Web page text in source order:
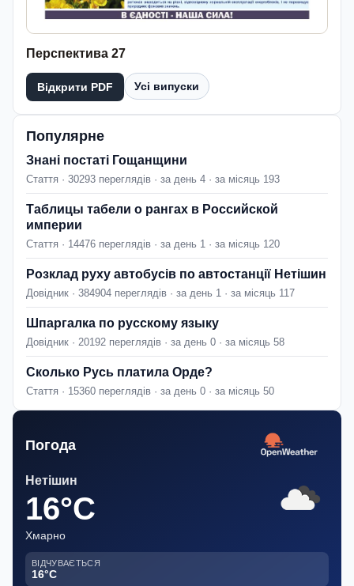
Перспектива 27
Відкрити PDF Усі випуски
Популярне
Знані постаті Гощанщини
Стаття · 30293 переглядів · за день 4 · за місяць 193
Таблицы табели о рангах в Российской
империи
Стаття · 14476 переглядів · за день 1 · за місяць 120
Розклад руху автобусів по автостанції Нетішин
Довідник · 384904 переглядів · за день 1 · за місяць 117
Шпаргалка по русскому языку
Довідник · 20192 переглядів · за день 0 · за місяць 58
Сколько Русь платила Орде?
Стаття · 15360 переглядів · за день 0 · за місяць 50
Погода
Нетішин
16°C
Хмарно
ВІДЧУВАЄТЬСЯ
16°C